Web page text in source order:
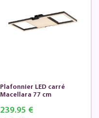
Plafonnier LED carré
Macellara 77 cm
239.95 €